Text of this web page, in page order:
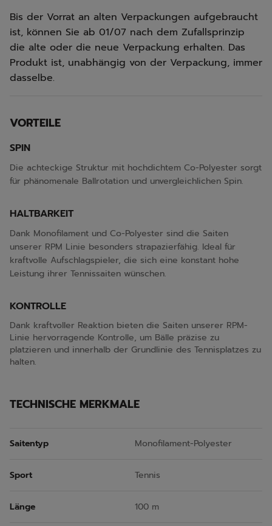
Bis der Vorrat an alten Verpackungen aufgebraucht
ist, können Sie ab 01/07 nach dem Zufallsprinzip
die alte oder die neue Verpackung erhalten. Das
Produkt ist, unabhängig von der Verpackung, immer
dasselbe.
VORTEILE
SPIN
Die achteckige Struktur mit hochdichtem Co-Polyester sorgt
für phänomenale Ballrotation und unvergleichlichen Spin.
HALTBARKEIT
Dank Monofilament und Co-Polyester sind die Saiten
unserer RPM Linie besonders strapazierfähig. Ideal für
kraftvolle Aufschlagspieler, die sich eine konstant hohe
Leistung ihrer Tennissaiten wünschen.
KONTROLLE
Dank kraftvoller Reaktion bieten die Saiten unserer RPM-
Linie hervorragende Kontrolle, um Bälle präzise zu
platzieren und innerhalb der Grundlinie des Tennisplatzes zu
halten.
TECHNISCHE MERKMALE
Saitentyp Monofilament-Polyester
Sport Tennis
Länge 100 m